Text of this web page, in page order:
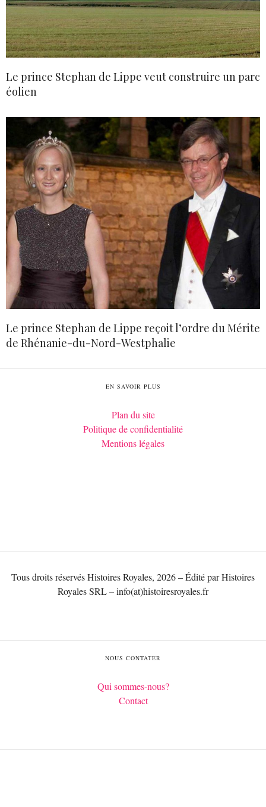
Le prince Stephan de Lippe veut construire un parc
éolien
Le prince Stephan de Lippe reçoit l’ordre du Mérite
de Rhénanie-du-Nord-Westphalie
EN SAVOIR PLUS
Plan du site
Politique de confidentialité
Mentions légales
Tous droits réservés Histoires Royales, 2026 – Édité par Histoires
Royales SRL – info(at)histoiresroyales.fr
NOUS CONTATER
Qui sommes-nous?
Contact